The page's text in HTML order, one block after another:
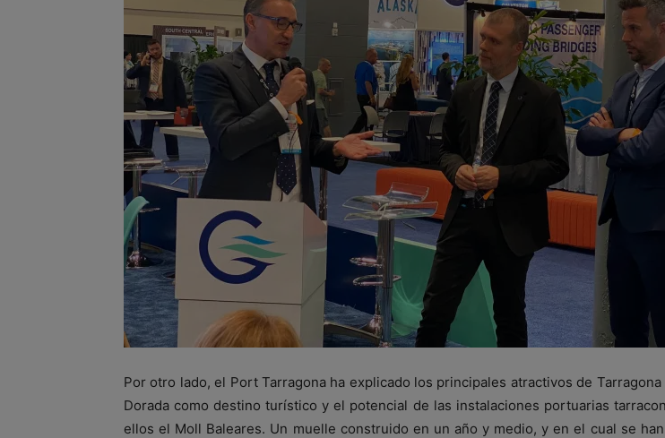
Por otro lado, el Port Tarragona ha explicado los principales atractivos de Tarragona
Dorada como destino turístico y el potencial de las instalaciones portuarias
ellos el Moll Baleares. Un muelle construido en un año y medio, y en el cual se